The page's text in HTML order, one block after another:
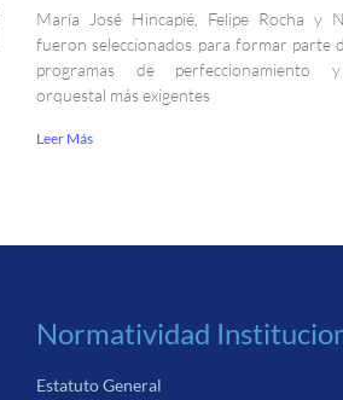
María José Hincapié, Felipe Rocha y
fueron seleccionados para formar parte
programas de perfeccionamiento
orquestal más exigentes
Leer Más
Normatividad
Estatuto General